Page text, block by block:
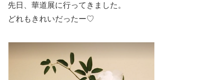
先日、華道展に行ってきました。
どれもきれいだったー♡